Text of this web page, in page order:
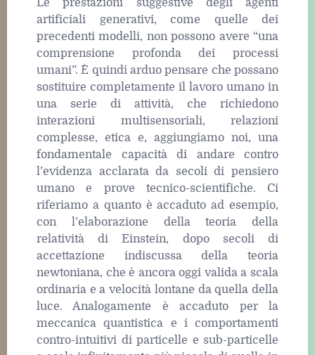
Le prestazioni suggestive degli agenti
artificiali generativi, come quelle dei
precedenti modelli, non possono avere “una
comprensione profonda dei processi
umani”. È quindi arduo pensare che possano
sostituire completamente il lavoro umano in
una serie di attività, che richiedono
interazioni multisensoriali, relazioni
complesse, etica e, aggiungiamo noi, una
fondamentale capacità di andare contro
l’evidenza acclarata da secoli di pensiero
umano e prove tecnico-scientifiche. Ci
riferiamo a quanto è accaduto ad esempio,
con l’elaborazione della teoria della
relatività di Einstein, dopo secoli di
accettazione indiscussa della teoria
newtoniana, che è ancora oggi valida a scala
ordinaria e a velocità lontane da quella della
luce. Analogamente è accaduto per la
meccanica quantistica e i comportamenti
contro-intuitivi di particelle e sub-particelle